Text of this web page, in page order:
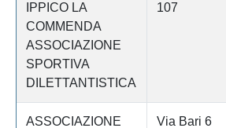
IPPICO LA
COMMENDA
ASSOCIAZIONE
SPORTIVA
DILETTANTISTICA
107
ASSOCIAZIONE
Via Bari 6